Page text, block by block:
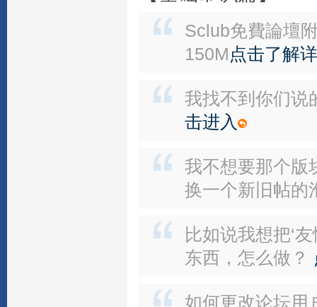
Sclub免費論壇
150M点击了解
我找不到你们说
击进入
我不想要那个版
换一个新旧帖的
比如说我想把‘
东西，怎么做？
如何更改论坛用